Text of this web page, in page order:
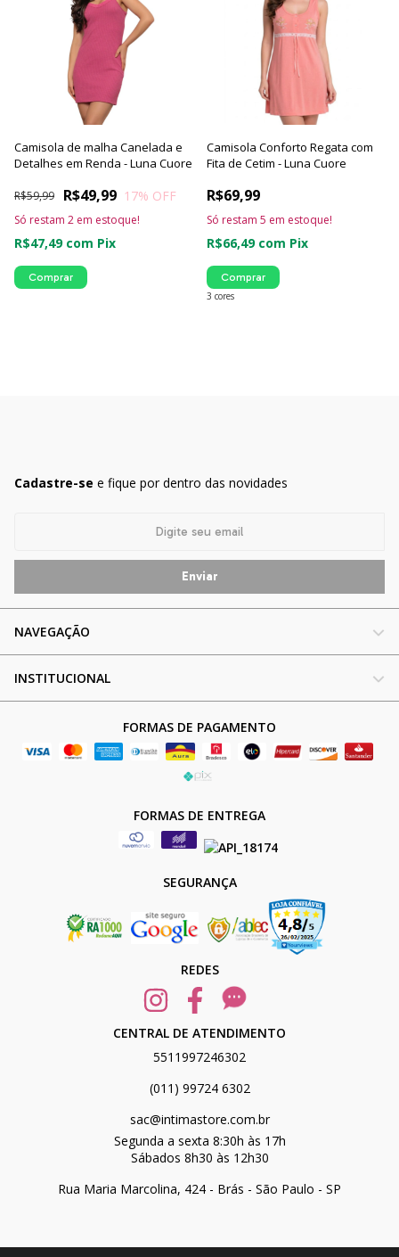
Camisola de malha Canelada e
Detalhes em Renda - Luna Cuore
R$49,99
R$59,99 17% OFF
R$47,49 com Pix
Só restam 2 em estoque!
Comprar
Camisola Conforto Regata com
Fita de Cetim - Luna Cuore
R$69,99
R$66,49 com Pix
Só restam 5 em estoque!
3 cores
Comprar
Cadastre-se e fique por dentro das novidades
NAVEGAÇÃO
INSTITUCIONAL
FORMAS DE PAGAMENTO
FORMAS DE ENTREGA
SEGURANÇA
REDES
CENTRAL DE ATENDIMENTO
5511997246302
(011) 99724 6302
sac@intimastore.com.br
Segunda a sexta 8:30h às 17h
Sábados 8h30 às 12h30
Rua Maria Marcolina, 424 - Brás - São Paulo - SP